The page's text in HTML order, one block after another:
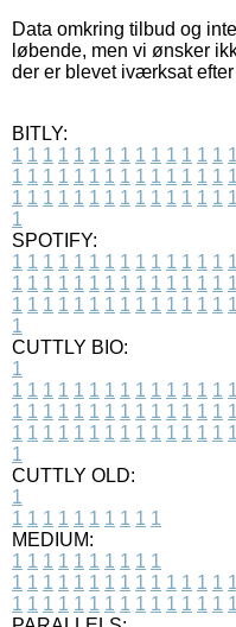
Data omkring tilbud og
løbende, men vi ønsker
der er blevet iværksat
BITLY:
1 1 1 1 1 1 1 1 1 1 1 1 1 1 1
1 1 1 1 1 1 1 1 1 1 1 1 1 1 1
1 1 1 1 1 1 1 1 1 1 1 1 1 1 1
1
SPOTIFY:
1 1 1 1 1 1 1 1 1 1 1 1 1 1 1
1 1 1 1 1 1 1 1 1 1 1 1 1 1 1
1 1 1 1 1 1 1 1 1 1 1 1 1 1 1
1
CUTTLY BIO:
1
1 1 1 1 1 1 1 1 1 1 1 1 1 1 1
1 1 1 1 1 1 1 1 1 1 1 1 1 1 1
1 1 1 1 1 1 1 1 1 1 1 1 1 1 1
1
CUTTLY OLD:
1
1 1 1 1 1 1 1 1 1 1
MEDIUM:
1 1 1 1 1 1 1 1 1 1
1 1 1 1 1 1 1 1 1 1 1 1 1 1 1
1 1 1 1 1 1 1 1 1 1 1 1 1 1 1